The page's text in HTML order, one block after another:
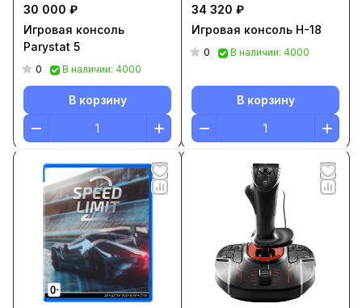
30 000 ₽
Игровая консоль
Parystat 5
0 В наличии: 4000
В корзину
34 320 ₽
Игровая консоль H-18
0 В наличии: 4000
В корзину